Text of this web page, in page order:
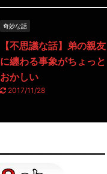
奇妙な話
【不思議な話】弟の親友
に纏わる事象がちょっと
おかしい
2017/11/28